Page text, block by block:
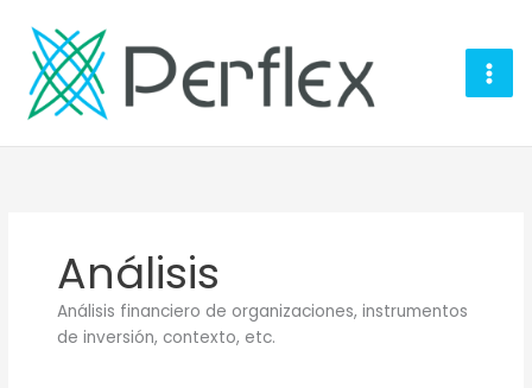
contenido
Análisis
Análisis financiero de organizaciones, instrumentos
de inversión, contexto, etc.